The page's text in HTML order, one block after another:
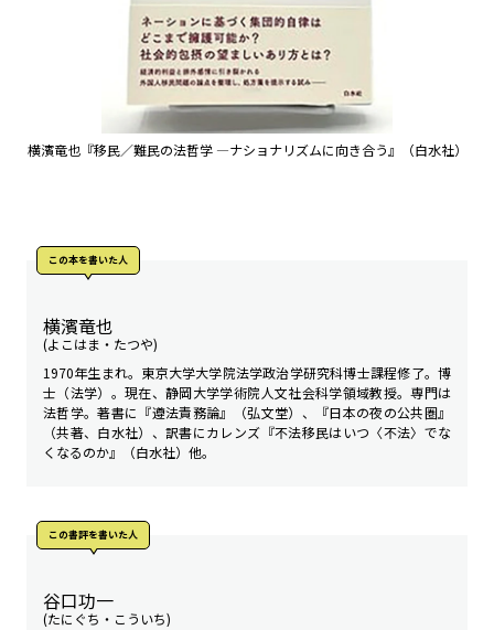
横濱竜也『移民／難民の法哲学 ―ナショナリズムに向き合う』（白水社）
この本を書いた人
横濱竜也
(よこはま・たつや)
1970年生まれ。東京大学大学院法学政治学研究科博士課程修了。博
士（法学）。現在、静岡大学学術院人文社会科学領域教授。専門は
法哲学。著書に『遵法責務論』（弘文堂）、『日本の夜の公共圏』
（共著、白水社）、訳書にカレンズ『不法移民はいつ〈不法〉でな
くなるのか』（白水社）他。
この書評を書いた人
谷口功一
(たにぐち・こういち)